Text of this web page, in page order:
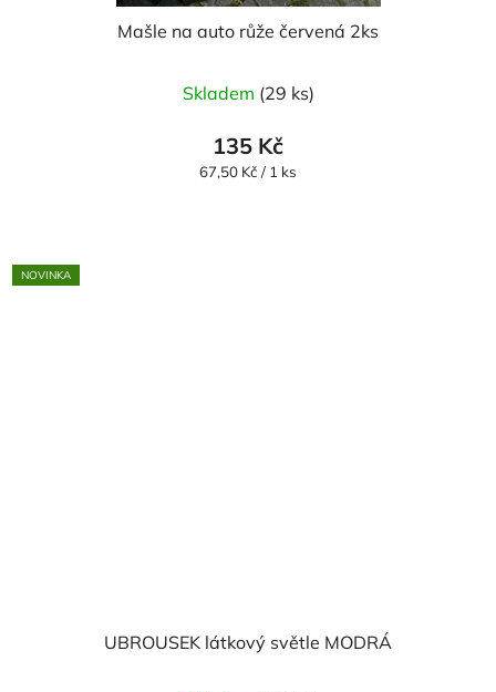
Mašle na auto růže červená 2ks
Skladem (29 ks)
135 Kč
Měrná
67,50 Kč / 1 ks
NOVINKA
UBROUSEK látkový světle MODRÁ